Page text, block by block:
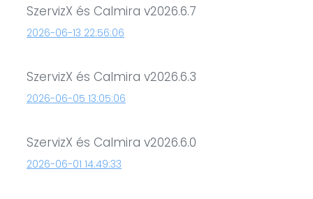
SzervizX és Calmira v2026.6.7
2026-06-13 22:56:06
SzervizX és Calmira v2026.6.3
2026-06-05 13:05:06
SzervizX és Calmira v2026.6.0
2026-06-01 14:49:33